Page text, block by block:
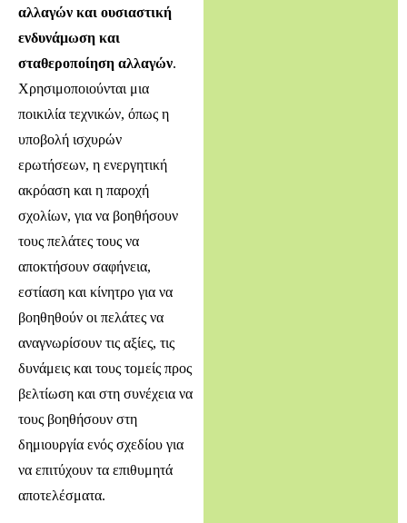
αλλαγών και ουσιαστική
ενδυνάμωση και
σταθεροποίηση αλλαγών.
Χρησιμοποιούνται μια
ποικιλία τεχνικών, όπως η
υποβολή ισχυρών
ερωτήσεων, η ενεργητική
ακρόαση και η παροχή
σχολίων, για να βοηθήσουν
τους πελάτες τους να
αποκτήσουν σαφήνεια,
εστίαση και κίνητρο για να
βοηθηθούν οι πελάτες να
αναγνωρίσουν τις αξίες, τις
δυνάμεις και τους τομείς προς
βελτίωση και στη συνέχεια να
τους βοηθήσουν στη
δημιουργία ενός σχεδίου για
να επιτύχουν τα επιθυμητά
αποτελέσματα.